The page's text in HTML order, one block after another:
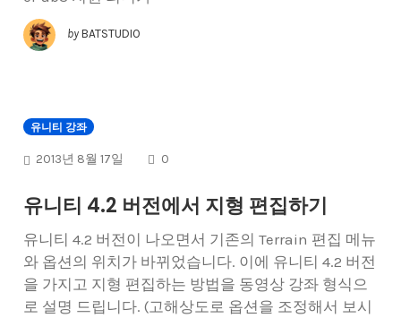
by BATSTUDIO
유니티 강좌
2013년 8월 17일 0
유니티 4.2 버전에서 지형 편집하기
유니티 4.2 버전이 나오면서 기존의 Terrain 편집 메뉴
와 옵션의 위치가 바뀌었습니다. 이에 유니티 4.2 버전
을 가지고 지형 편집하는 방법을 동영상 강좌 형식으
로 설명 드립니다. (고해상도로 옵션을 조정해서 보시